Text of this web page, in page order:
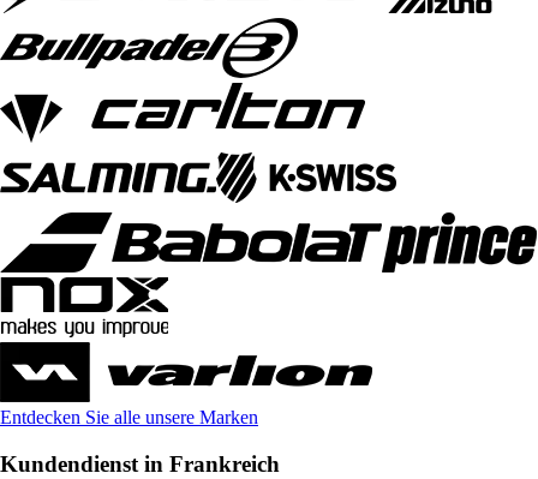
Entdecken Sie alle unsere Marken
Kundendienst in Frankreich